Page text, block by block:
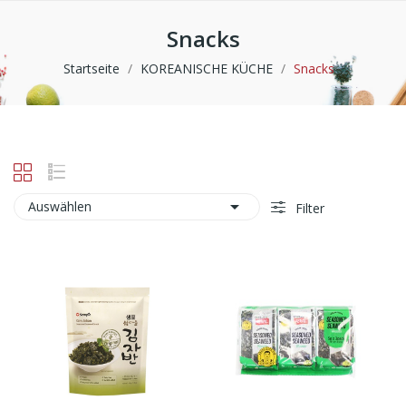
Snacks
Startseite KOREANISCHE KÜCHE Snacks
Auswählen  Filter